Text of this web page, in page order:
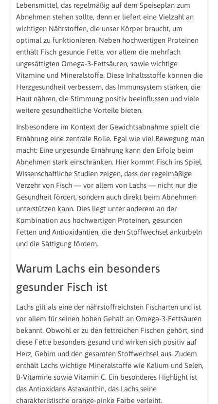
Lebensmittel, das regelmäßig auf dem Speiseplan zum
Abnehmen stehen sollte, denn er liefert eine Vielzahl an
wichtigen Nährstoffen, die unser Körper braucht, um
optimal zu funktionieren. Neben hochwertigen Proteinen
enthält Fisch gesunde Fette, vor allem die mehrfach
ungesättigten Omega-3-Fettsäuren, sowie wichtige
Vitamine und Mineralstoffe. Diese Inhaltsstoffe können die
Herzgesundheit verbessern, das Immunsystem stärken, die
Haut nähren, die Stimmung positiv beeinflussen und viele
weitere gesundheitliche Vorteile bieten.
Insbesondere im Kontext der Gewichtsabnahme spielt die
Ernährung eine zentrale Rolle. Egal wie viel Bewegung man
macht: Eine ungesunde Ernährung kann den Erfolg beim
Abnehmen stark einschränken. Hier kommt Fisch ins Spiel.
Wissenschaftliche Studien zeigen, dass der regelmäßige
Verzehr von Fisch — vor allem von Lachs — nicht nur die
Gesundheit fördert, sondern auch direkt beim Abnehmen
unterstützen kann. Dies liegt unter anderem an der
Kombination aus hochwertigen Proteinen, gesunden
Fetten und Antioxidantien, die den Stoffwechsel ankurbeln
und die Sättigung fördern.
Warum Lachs ein besonders
gesunder Fisch ist
Lachs gilt als eine der nährstoffreichsten Fischarten und ist
vor allem für seinen hohen Gehalt an Omega-3-Fettsäuren
bekannt. Obwohl er zu den fettreichen Fischen gehört, sind
diese Fette besonders gesund und wirken sich positiv auf
Herz, Gehirn und den gesamten Stoffwechsel aus. Zudem
enthält Lachs wichtige Mineralstoffe wie Kalium und Selen,
B-Vitamine sowie Vitamin C. Ein besonderes Highlight ist
das Antioxidans Astaxanthin, das Lachs seine
charakteristische orange-pinke Farbe verleiht.